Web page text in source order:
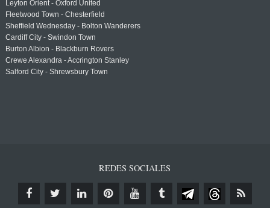
Leyton Orient - Oxford United
Fleetwood Town - Chesterfield
Sheffield Wednesday - Bolton Wanderers
Cardiff City - Swindon Town
Burton Albion - Blackburn Rovers
Crewe Alexandra - Accrington Stanley
Salford City - Shrewsbury Town
REDES SOCIALES